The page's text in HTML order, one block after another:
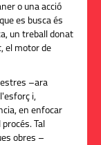
o una acció
es busca és
un treball donat
el motor de
–ara
i,
en enfocar
Tal
obres –